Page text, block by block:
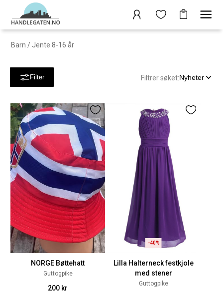
Barn / Jente 8-16 år
Filter Filtrer søket:Nyheter
NORGE Bøttehatt
Guttogpike
200 kr
-40%
Lilla Halterneck festkjole
med stener
Guttogpike